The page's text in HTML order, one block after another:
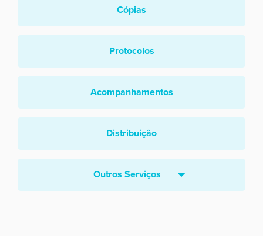
Cópias
Protocolos
Acompanhamentos
Distribuição
Outros Serviços